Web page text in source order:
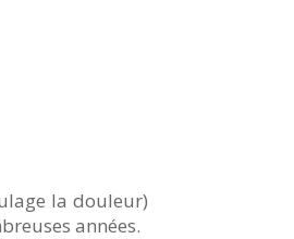
la douleur)
années.